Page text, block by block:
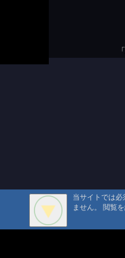
当サイトでは
ません。 閲覧